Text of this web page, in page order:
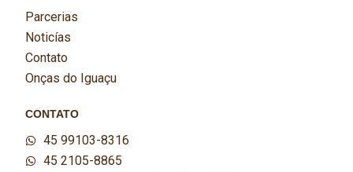
Parcerias
Noticías
Contato
Onças do Iguaçu
CONTATO
45 99103-8316
45 2105-8865